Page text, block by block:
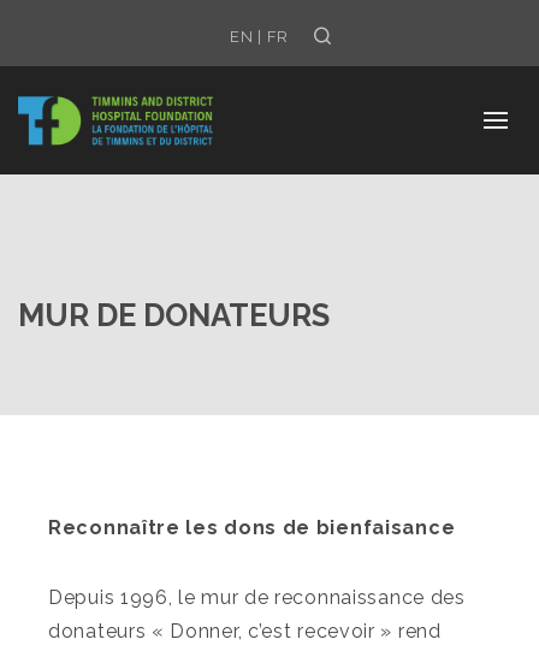
EN | FR
MUR DE DONATEURS
Reconnaître les dons de bienfaisance
Depuis 1996, le mur de reconnaissance des
donateurs « Donner, c’est recevoir » rend